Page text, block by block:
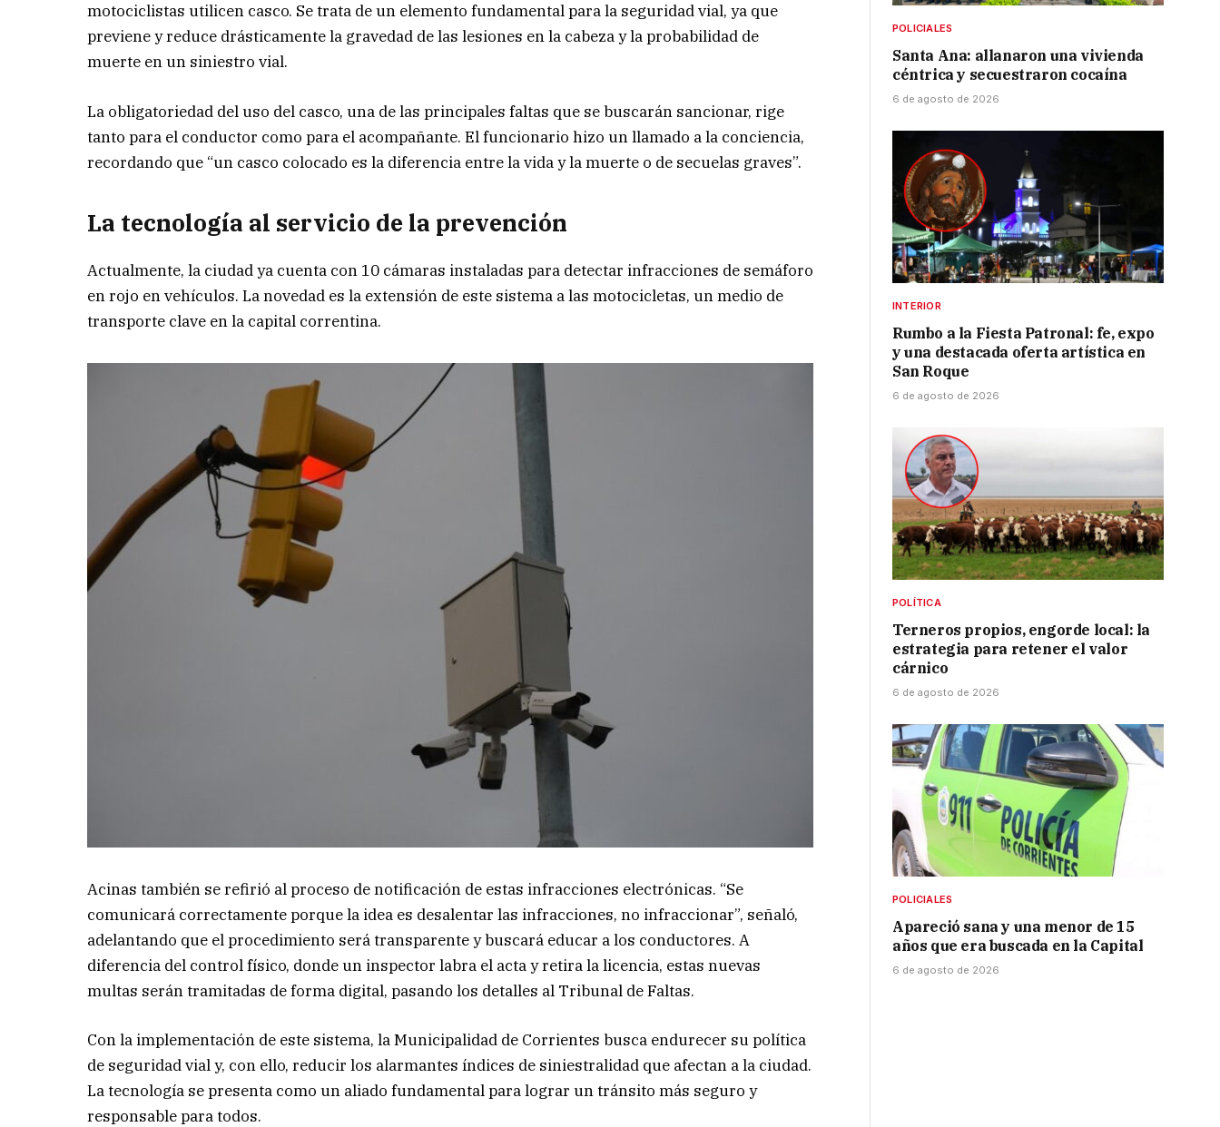
motociclistas utilicen casco. Se trata de un elemento fundamental para la seguridad vial, ya que
previene y reduce drásticamente la gravedad de las lesiones en la cabeza y la probabilidad de
muerte en un siniestro vial.
La obligatoriedad del uso del casco, una de las principales faltas que se buscarán sancionar, rige
tanto para el conductor como para el acompañante. El funcionario hizo un llamado a la conciencia,
recordando que “un casco colocado es la diferencia entre la vida y la muerte o de secuelas graves”.
La tecnología al servicio de la prevención
Actualmente, la ciudad ya cuenta con 10 cámaras instaladas para detectar infracciones de semáforo
en rojo en vehículos. La novedad es la extensión de este sistema a las motocicletas, un medio de
transporte clave en la capital correntina.
Acinas también se refirió al proceso de notificación de estas infracciones electrónicas. “Se
comunicará correctamente porque la idea es desalentar las infracciones, no infraccionar”, señaló,
adelantando que el procedimiento será transparente y buscará educar a los conductores. A
diferencia del control físico, donde un inspector labra el acta y retira la licencia, estas nuevas
multas serán tramitadas de forma digital, pasando los detalles al Tribunal de Faltas.
Con la implementación de este sistema, la Municipalidad de Corrientes busca endurecer su política
de seguridad vial y, con ello, reducir los alarmantes índices de siniestralidad que afectan a la ciudad.
La tecnología se presenta como un aliado fundamental para lograr un tránsito más seguro y
responsable para todos.
POLICIALES
Santa Ana: allanaron una vivienda
céntrica y secuestraron cocaína
6 de agosto de 2026
INTERIOR
Rumbo a la Fiesta Patronal: fe, expo
y una destacada oferta artística en
San Roque
6 de agosto de 2026
POLÍTICA
Terneros propios, engorde local: la
estrategia para retener el valor
cárnico
6 de agosto de 2026
POLICIALES
Apareció sana y una menor de 15
años que era buscada en la Capital
6 de agosto de 2026